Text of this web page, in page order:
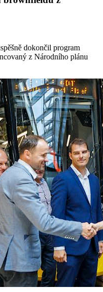
dokončil program
z Národního plánu